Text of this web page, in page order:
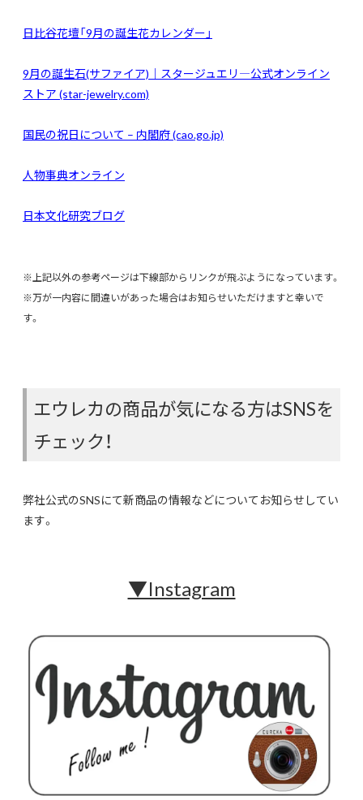
日比谷花壇「9月の誕生花カレンダー」
9月の誕生石(サファイア)｜スタージュエリ―公式オンライン
ストア (star-jewelry.com)
国民の祝日について – 内閣府 (cao.go.jp)
人物事典オンライン
日本文化研究ブログ
※上記以外の参考ページは下線部からリンクが飛ぶようになっています。
※万が一内容に間違いがあった場合はお知らせいただけますと幸いで
す。
エウレカの商品が気になる方はSNSを
チェック！
弊社公式のSNSにて新商品の情報などについてお知らせしてい
ます。
▼Instagram